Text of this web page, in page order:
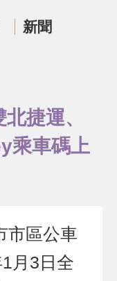
新聞
捷運、
乘車碼上
市區公車
月3日全